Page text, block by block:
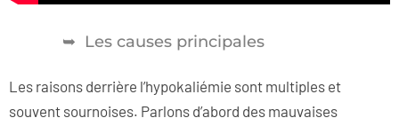
Les causes principales
Les raisons derrière l’hypokaliémie sont multiples et
souvent sournoises. Parlons d’abord des mauvaises